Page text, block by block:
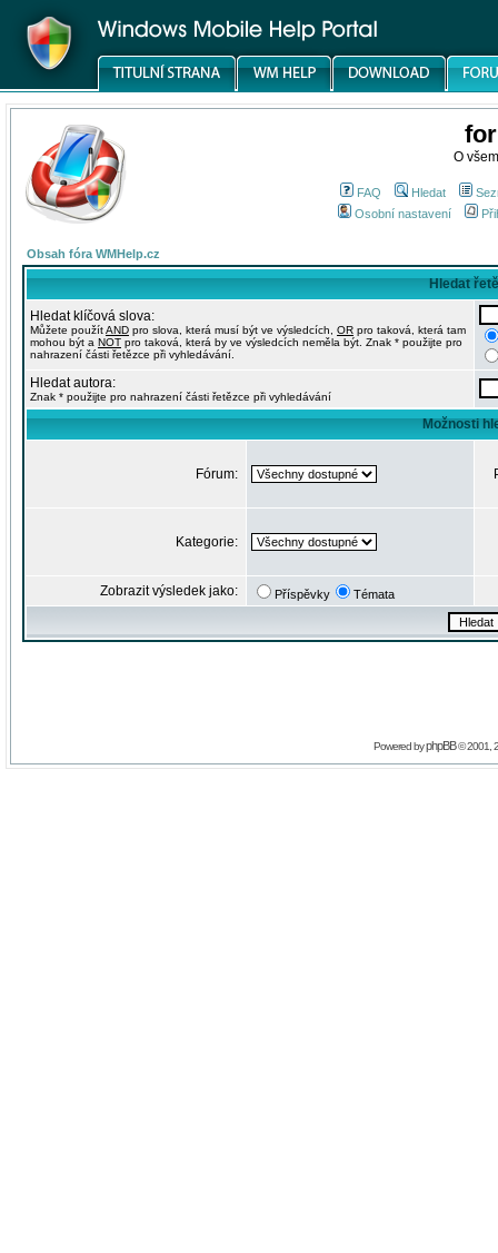
O
FAQ Hledat
Osobní nastavení
Obsah fóra WMHelp.cz
Hledat
Hledat klíčová slova:
Můžete použítAND pro slova, která musí být ve výsledcích, OR pro taková, která tam
mohou být a NOT pro taková, která by ve výsledcích neměla být. Znak * použijte pro
nahrazení části řetězce při vyhledávání.
Hledat autora:
Znak * použijte pro nahrazení části řetězce při vyhledávání
Možnosti
Fórum:
Kategorie:
Zobrazit výsledek jako: Příspěvky Témata
Powered byphpBB© 2001,